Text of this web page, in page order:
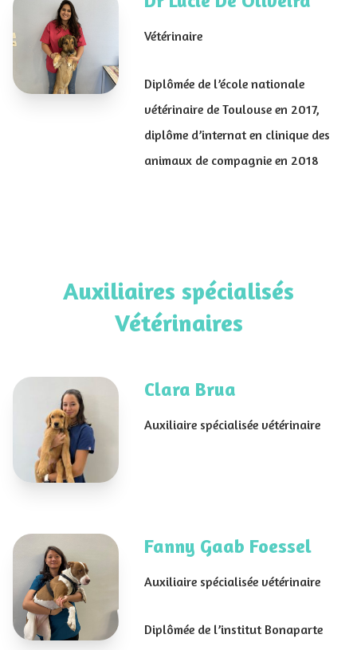
Vétérinaire
Diplômée de l’école nationale
vétérinaire de Toulouse en 2017,
diplôme d’internat en clinique des
animaux de compagnie en 2018
Auxiliaires spécialisés
Vétérinaires
Clara Brua
Auxiliaire spécialisée vétérinaire
Fanny Gaab Foessel
Auxiliaire spécialisée vétérinaire
Diplômée de l’institut Bonaparte